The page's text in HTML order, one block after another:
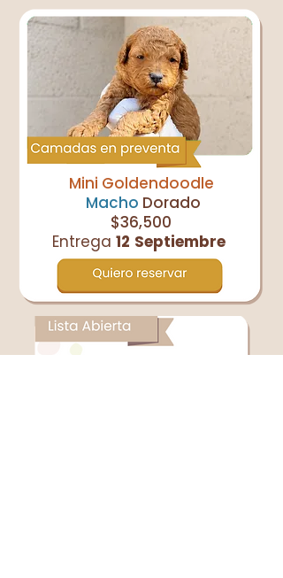
Mini Goldendoodle
Macho Dorado
$36,500
Entrega 12 Septiembre